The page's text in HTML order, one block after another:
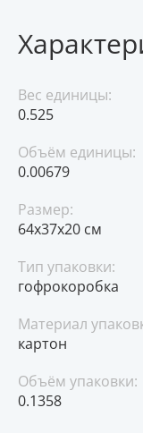
Вес единицы:
0.525
Объём единицы:
0.00679
Размер:
64x37x20 см
Тип упаковки:
гофрокоробка
Материал
картон
Объём упаковки:
0.1358